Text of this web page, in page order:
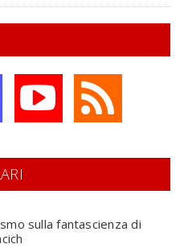
sulla fantascienza di